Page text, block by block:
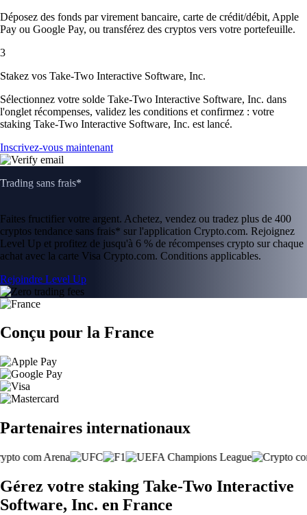
Déposez des fonds par virement bancaire, carte de crédit/débit, Apple
Pay ou Google Pay, ou transférez des cryptos vers votre portefeuille.
3
Stakez vos Take-Two Interactive Software, Inc.
Sélectionnez votre solde Take-Two Interactive Software, Inc. dans
l'onglet récompenses, validez les conditions et confirmez : votre
staking Take-Two Interactive Software, Inc. est lancé.
Inscrivez-vous maintenant
Trading sans frais*
Faites fructifier votre argent. Achetez, vendez ou tradez plus de 400
cryptos tendance sans frais* sur l'application Crypto.com. Rejoignez
Level Up et profitez de jusqu'à 6 % de récompenses crypto sur chaque
achat avec la carte Visa Crypto.com. Conditions applicables.
Rejoindre Level Up
Conçu pour la France
Partenaires internationaux
Gérez votre staking Take-Two Interactive
Software, Inc. en France